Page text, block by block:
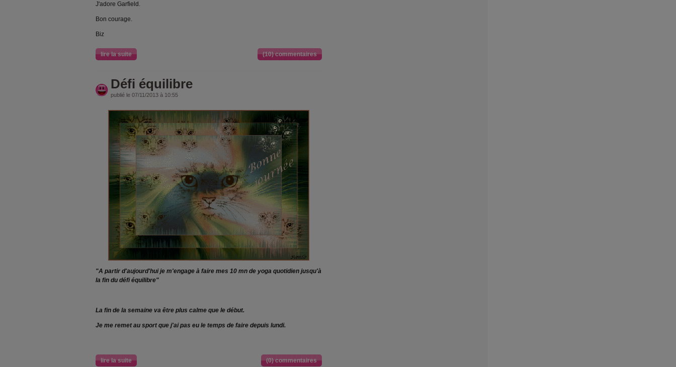
J'adore Garfield.
Bon courage.
Biz
lire la suite (10) commentaires
Défi équilibre
publié le 07/11/2013 à 10:55
"A partir d'aujourd'hui je m'engage à faire mes 10 mn de yoga quotidien jusqu'à
la fin du défi équilibre"
La fin de la semaine va être plus calme que le début.
Je me remet au sport que j'ai pas eu le temps de faire depuis lundi.
lire la suite (0) commentaires